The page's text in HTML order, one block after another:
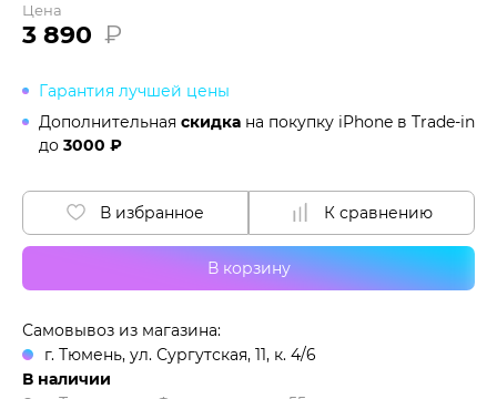
Цена
3 890 ₽
Гарантия лучшей цены
Дополнительная скидка на покупку iPhone в Trade-in
до 3000 ₽
В корзину
В избранное К сравнению
Самовывоз из магазина:
г. Тюмень, ул. Сургутская, 11, к. 4/6
В наличии